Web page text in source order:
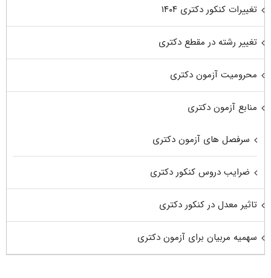
تغییرات کنکور دکتری ۱۴۰۴
تغییر رشته در مقطع دکتری
محرومیت آزمون دکتری
منابع آزمون دکتری
سرفصل های آزمون دکتری
ضرایب دروس کنکور دکتری
تاثیر معدل در کنکور دکتری
سهمیه مربیان برای آزمون دکتری